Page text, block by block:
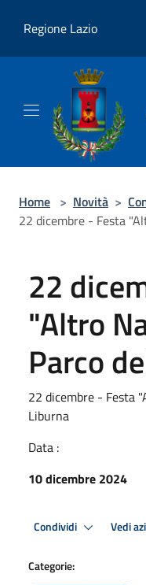
Regione Lazio
Home > Novità >
22 dicembre - Festa
22
"Altro
Parco
22 dicembre - Festa
Liburna
Data :
10 dicembre 2024
Condividi Vedi
Categorie: